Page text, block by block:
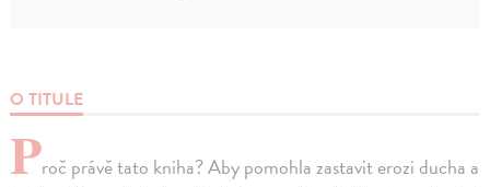
O TITULE
Proč právě tato kniha? Aby pomohla zastavit erozi ducha a